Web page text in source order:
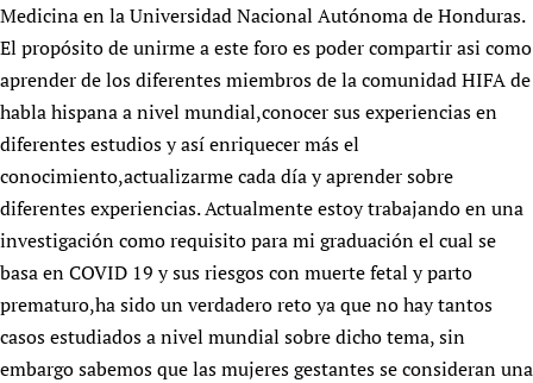
Publications
Citizens, Parents and Children
Evidence-Informed Policy and Practice
Library and Information Services
Community Health Workers
Multilingualism
Prescribers and users of medicines
Evaluating Impact
Mobile HIFA (mHIFA)
*Completed projects
Access to Health Research
Astana Declaration+
Communicating health research
COVID-19
Essential Health Services and COVID-19
Family Planning
Health Partnerships
Learning for Quality Health Services
Newborn Care
Partnerships and Projects
Social Media Working Group
Staff
Volunteers
HIFA Appeal
How you can help
Link to us
Partners
Supporting Organisations
List view
Forum Messages
Join HIFA
Join CHIFA (child health and rights)
Junte-se ao HIFA-Portuguese
Rejoignez HIFA-Français
Únase a HIFA-Español
Medicina en la Universidad Nacional Autónoma de Honduras.
El propósito de unirme a este foro es poder compartir asi como
aprender de los diferentes miembros de la comunidad HIFA de
habla hispana a nivel mundial,conocer sus experiencias en
diferentes estudios y así enriquecer más el
conocimiento,actualizarme cada día y aprender sobre
diferentes experiencias. Actualmente estoy trabajando en una
investigación como requisito para mi graduación el cual se
basa en COVID 19 y sus riesgos con muerte fetal y parto
prematuro,ha sido un verdadero reto ya que no hay tantos
casos estudiados a nivel mundial sobre dicho tema, sin
embargo sabemos que las mujeres gestantes se consideran una